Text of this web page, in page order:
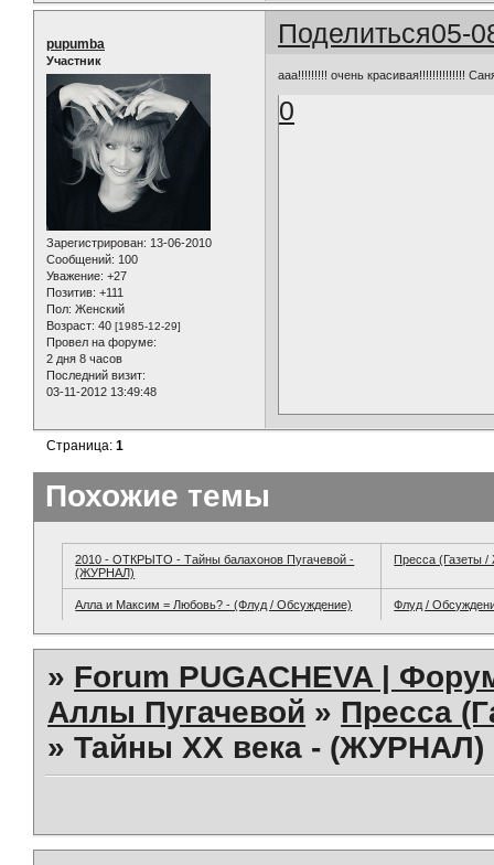
Поделиться05-
pupumba
Участник
Зарегистрирован: 13-06-2010
Сообщений: 100
Уважение: +27
Позитив: +111
Пол: Женский
Возраст: 40 [1985-12-29]
Провел на форуме:
2 дня 8 часов
Последний визит:
03-11-2012 13:49:48
ааа!!!!!!!!! очень красивая!!!!!!!!!!!!!!
0
Страница:1
Похожие темы
2010 - ОТКРЫТО - Тайны балахонов Пугачевой -
(ЖУРНАЛ)
Пресса (Газеты
Алла и Максим = Любовь? - (Флуд / Обсуждение) Флуд /
» Forum PUGACHEVA |
Аллы Пугачевой » Пресса
»Тайны ХХ века - (ЖУРНАЛ)